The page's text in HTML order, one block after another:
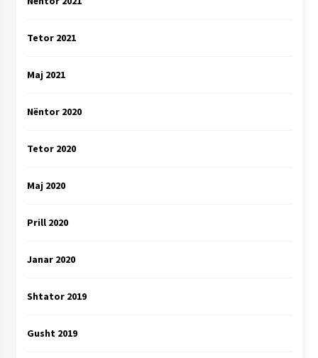
Tetor 2021
Maj 2021
Nëntor 2020
Tetor 2020
Maj 2020
Prill 2020
Janar 2020
Shtator 2019
Gusht 2019